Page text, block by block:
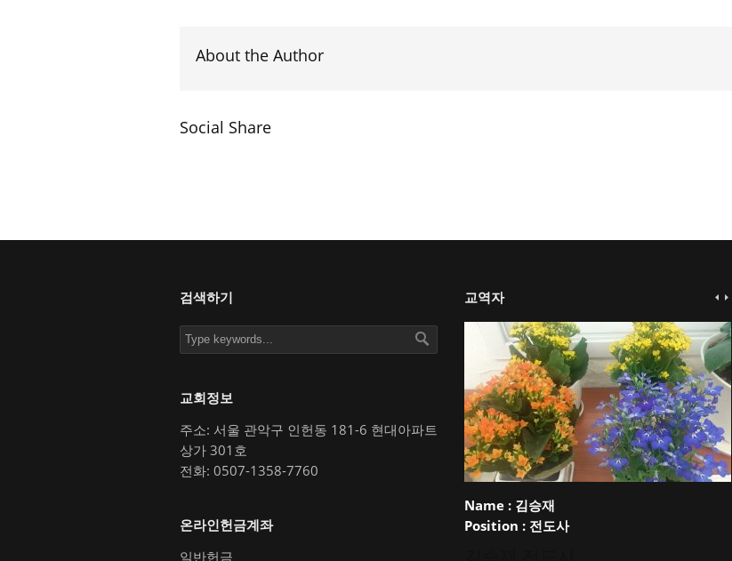
About the Author
Social Share
검색하기
교회정보
주소: 서울 관악구 인헌동 181-6 현대아파트
상가 301호
전화: 0507-1358-7760
온라인헌금계좌
일반헌금
교역자
Name :김승재
Position :전도사